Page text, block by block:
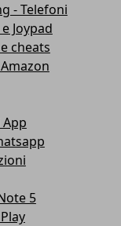
- Telefoni
Joypad
cheats
5